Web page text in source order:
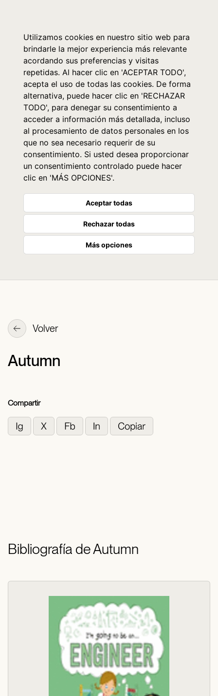
Utilizamos cookies en nuestro sitio web para
brindarle la mejor experiencia más relevante
acordando sus preferencias y visitas
repetidas. Al hacer clic en 'ACEPTAR TODO',
acepta el uso de todas las cookies. De forma
alternativa, puede hacer clic en 'RECHAZAR
TODO', para denegar su consentimiento a
acceder a información más detallada, incluso
al procesamiento de datos personales en los
que no sea necesario requerir de su
consentimiento. Si usted desea proporcionar
un consentimiento controlado puede hacer
clic en 'MÁS OPCIONES'.
Aceptar todas
Rechazar todas
Más opciones
Volver
Autumn
Compartir
Bibliografía de Autumn